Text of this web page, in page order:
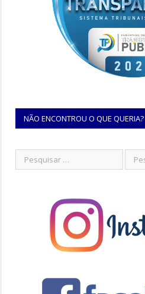
NÃO ENCONTROU O QUE QUERIA?